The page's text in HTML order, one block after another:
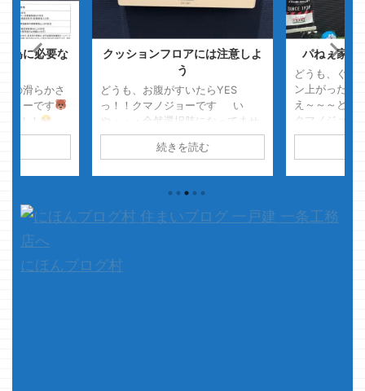
為に必要な
の滑らかさ
ョーです
た！！
チでは無い
～～～
心
クッションフロアには注意しよ
う
どうも、お腹がすいたらYES
っ！！クマノジョーです い
や・・・全然選択肢になってませ
んヨ もう、このCM知ってる人は
あんまいないかなぁ スニッカー
らYESっ！！ 何か飯食いてぇ
っ！！・・・・ですｗ さて、
くなってしまったので ...
続きを読む
パねぇ家・
どうも、ぐわ
ン上がったク
え～～～と、
クマノジョー
ジで
知ら
日本で唯一ア
にほんブログ村